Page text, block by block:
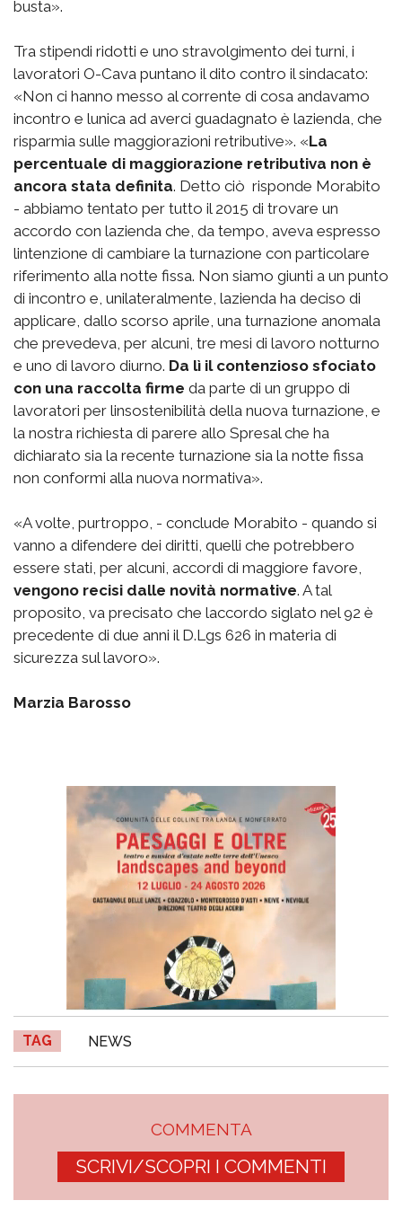
busta».
Tra stipendi ridotti e uno stravolgimento dei turni, i
lavoratori O-Cava puntano il dito contro il sindacato:
«Non ci hanno messo al corrente di cosa andavamo
incontro e lunica ad averci guadagnato è lazienda, che
risparmia sulle maggiorazioni retributive». «La
percentuale di maggiorazione retributiva non è
ancora stata definita. Detto ciò  risponde Morabito
- abbiamo tentato per tutto il 2015 di trovare un
accordo con lazienda che, da tempo, aveva espresso
lintenzione di cambiare la turnazione con particolare
riferimento alla notte fissa. Non siamo giunti a un punto
di incontro e, unilateralmente, lazienda ha deciso di
applicare, dallo scorso aprile, una turnazione anomala
che prevedeva, per alcuni, tre mesi di lavoro notturno
e uno di lavoro diurno. Da lì il contenzioso sfociato
con una raccolta firme da parte di un gruppo di
lavoratori per linsostenibilità della nuova turnazione, e
la nostra richiesta di parere allo Spresal che ha
dichiarato sia la recente turnazione sia la notte fissa
non conformi alla nuova normativa».
«A volte, purtroppo, - conclude Morabito - quando si
vanno a difendere dei diritti, quelli che potrebbero
essere stati, per alcuni, accordi di maggiore favore,
vengono recisi dalle novità normative. A tal
proposito, va precisato che laccordo siglato nel 92 è
precedente di due anni il D.Lgs 626 in materia di
sicurezza sul lavoro».
Marzia Barosso
TAG NEWS
COMMENTA
SCRIVI/SCOPRI I COMMENTI